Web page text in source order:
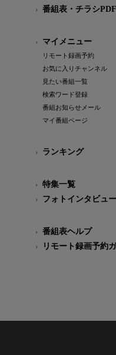
番組表・チラシPDF
マイメニュー
リモート録画予約
お気に入りチャンネル
見たい番組一覧
検索ワード登録
番組お知らせメール
マイ番組ページ
ランキング
特集一覧
フォトインタビュー
番組表ヘルプ
リモート録画予約